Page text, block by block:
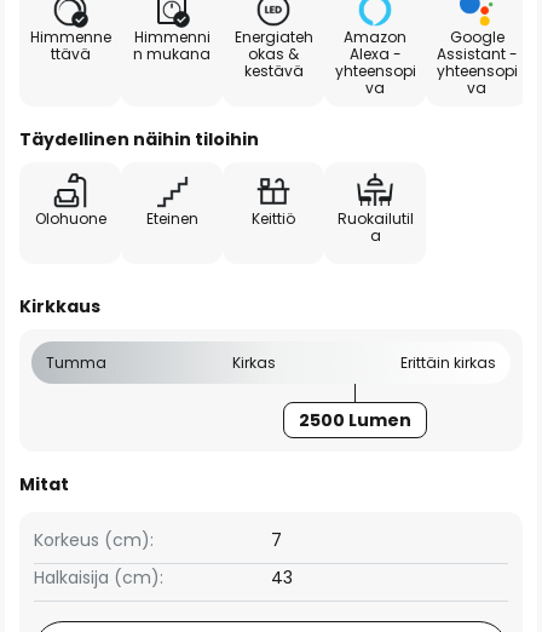
Himmenne
ttävä
Himmenni
n mukana
Energiateh
okas &
kestävä
Amazon
Alexa -
yhteensopi
va
Google
Assistant -
yhteensopi
va
Täydellinen näihin tiloihin
Olohuone Eteinen Keittiö
Ruokailutil
a
Kirkkaus
Tumma Kirkas Erittäin kirkas
2500 Lumen
Mitat
Korkeus (cm):
7
Halkaisija (cm):
43